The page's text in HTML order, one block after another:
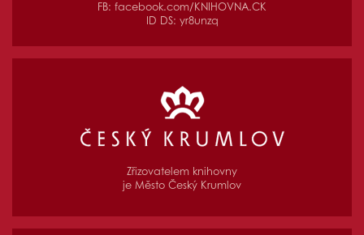
FB: facebook.com/KNIHOVNA.CK
ID DS: yr8unzq
Zřizovatelem knihovny
je Město Český Krumlov